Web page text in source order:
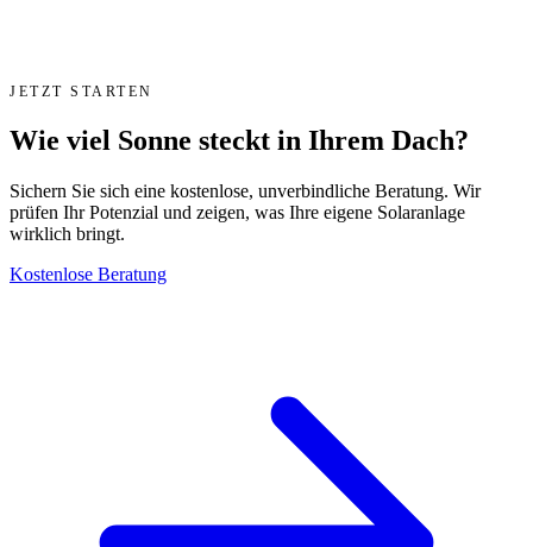
JETZT STARTEN
Wie viel Sonne steckt in Ihrem Dach?
Sichern Sie sich eine kostenlose, unverbindliche Beratung. Wir
prüfen Ihr Potenzial und zeigen, was Ihre eigene Solaranlage
wirklich bringt.
Kostenlose Beratung